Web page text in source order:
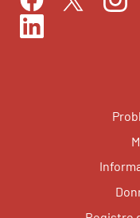
FacebookTwitter
LinkedIn